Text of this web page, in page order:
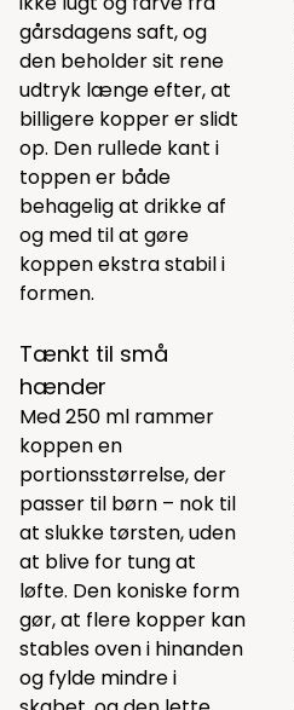
gårsdagens saft, og
den beholder sit rene
udtryk længe efter, at
billigere kopper er slidt
op. Den rullede kant i
toppen er både
behagelig at drikke af
og med til at gøre
koppen ekstra stabil i
formen.
Tænkt til små
hænder
Med 250 ml rammer
koppen en
portionsstørrelse, der
passer til børn – nok til
at slukke tørsten, uden
at blive for tung at
løfte. Den koniske form
gør, at flere kopper kan
stables oven i hinanden
og fylde mindre i